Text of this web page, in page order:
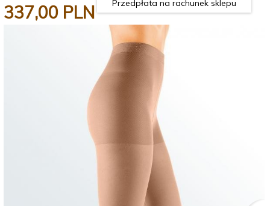
337,00 PLN Przedpłata na rachunek sklepu